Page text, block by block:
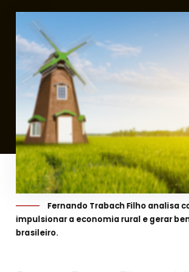
Fernando Trabach Filho analisa
impulsionar a economia rural e gerar
brasileiro.